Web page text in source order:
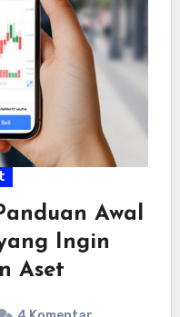
Awal
Ingin
Aset